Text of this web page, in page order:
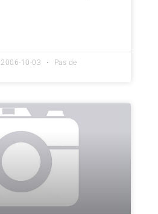
2006-10-03
Pas de